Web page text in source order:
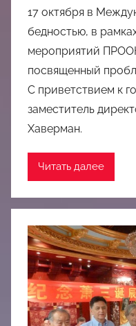
17 октября в
бедностью, в
мероприятий
посвященный
С приветствием к
заместитель
Хаверман.
Читать далее